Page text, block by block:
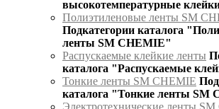
высокотемпературные
Полиэтиленовые ленты SM
Подкатегории каталога
ленты SM CHEMIE"
Распускаемые клейкие ленты
каталога "Распускаемые
Тонкие ленты SM CHEMIE
каталога "Тонкие ленты SM
Электротехнические ленты